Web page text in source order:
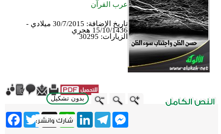
عرب القرآن
تاريخ الإضافة:
30/7/2015 ميلادي -
15/10/1436 هجري
الزيارات: 30295
بدون تشكيل
Twitter X
WhatsApp
LinkedInTelegram
Messenger